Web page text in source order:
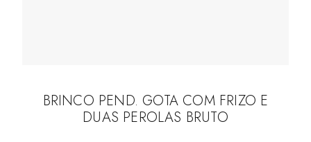
BRINCO PEND. GOTA COM FRIZO E
DUAS PEROLAS BRUTO